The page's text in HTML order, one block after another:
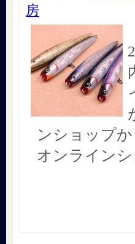
房
ンショップ
オンライン